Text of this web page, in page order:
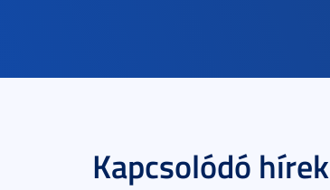
Kapcsolódó hírek